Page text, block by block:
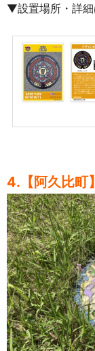
▼設置場所・詳細
4.【阿久比町